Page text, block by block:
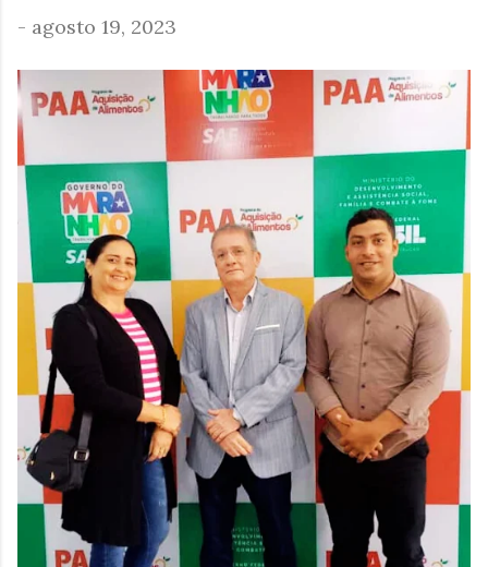
- agosto 19, 2023